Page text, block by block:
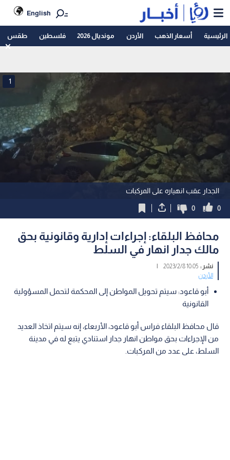
English
الرئيسية أسعار الذهب الأردن مونديال 2026 فلسطين طقس
الجدار عقب انهياره على المركبات
1
0
0
محافظ البلقاء: إجراءات إدارية وقانونية بحق
مالك جدار انهار في السلط
نشر :10:05 2023/2/8
|
الأردن
أبو قاعود: سيتم تحويل المواطن إلى المحكمة لتحمل المسؤولية
القانونية
قال محافظ البلقاء فراس أبو قاعود، الأربعاء، إنه سيتم اتخاذ العديد
من الإجراءات بحق مواطن انهار جدار استنادي يتبع له في مدينة
السلط، على عدد من المركبات.